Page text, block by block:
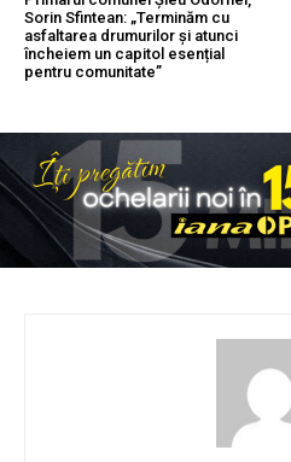
Sorin Sfintean: „Terminăm cu
asfaltarea drumurilor și atunci
încheiem un capitol esențial
pentru comunitate”